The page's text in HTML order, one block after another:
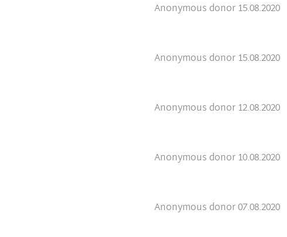
Anonymous donor 15.08.2020
Anonymous donor 15.08.2020
Anonymous donor 12.08.2020
Anonymous donor 10.08.2020
Anonymous donor 07.08.2020